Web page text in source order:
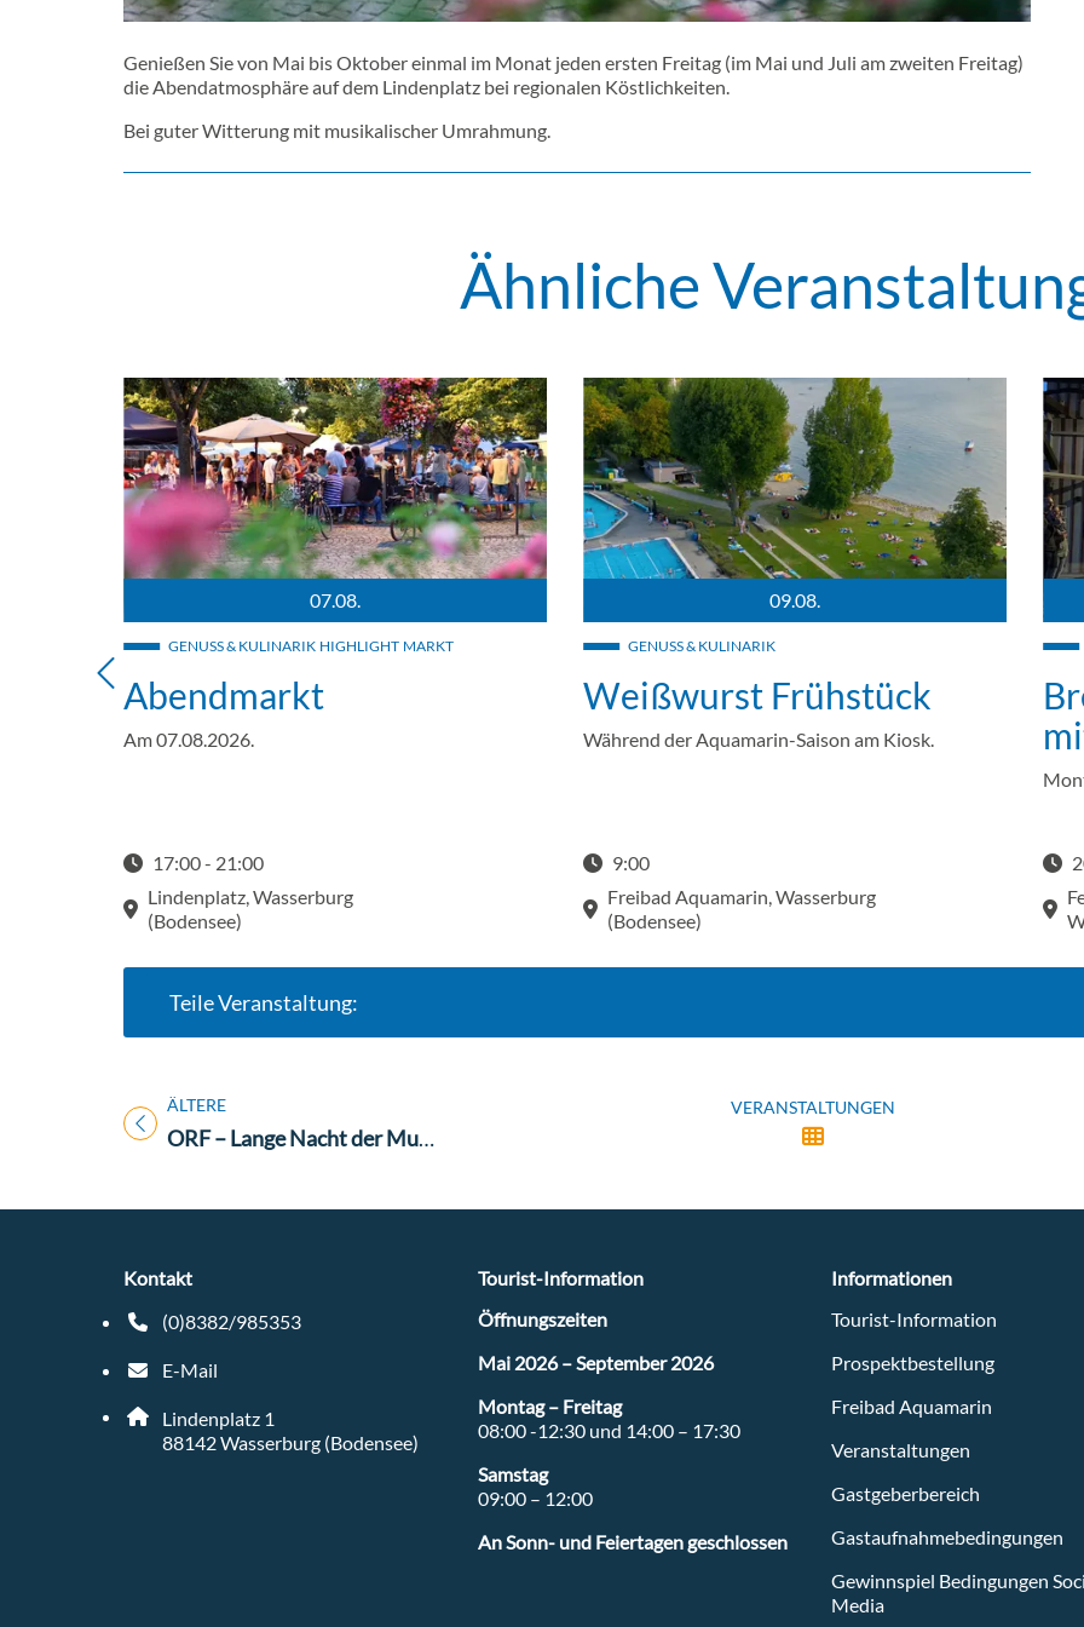
Genießen Sie von Mai bis Oktober einmal im Monat jeden ersten Freitag (im Mai und Juli am zweiten Freitag)
die Abendatmosphäre auf dem Lindenplatz bei regionalen Köstlichkeiten.
Bei guter Witterung mit musikalischer Umrahmung.
Ähnliche
07.08.
GENUSS & KULINARIK HIGHLIGHT MARKT
Abendmarkt
Am 07.08.2026.
17:00 - 21:00
Startzeit: 17:00
Lindenplatz, Wasserburg
(Bodensee)
09.08.
GENUSS & KULINARIK
Weißwurst Frühstück
Während der Aquamarin-Saison am Kiosk.
9:00
Freibad Aquamarin, Wasserburg
(Bodensee)
Teile Veranstaltung:
ÄLTERE
Titel für Veranstaltung
ORF – Lange Nacht der Museen
VERANSTALTUNGEN
Kontakt
(0)8382/985353
Telefonnummer: 4 9 8 3 8 2 9 8 5 3 5 3
E-Mail
E-Mail Adresse: tourist-info@wasserburg-bodensee.de
Adresse:
Lindenplatz 1
88142, 8 8 1 4 2
Wasserburg (Bodensee)
Tourist-Information
Öffnungszeiten
Mai 2026 – September 2026
Montag – Freitag
08:00 -12:30 und 14:00 – 17:30
Samstag
09:00 – 12:00
An Sonn- und Feiertagen geschlossen
Informationen
Tourist-Information
Prospektbestellung
Freibad Aquamarin
Veranstaltungen
Gastgeberbereich
Gastaufnahmebedingungen
Gewinnspiel Bedingungen
Media